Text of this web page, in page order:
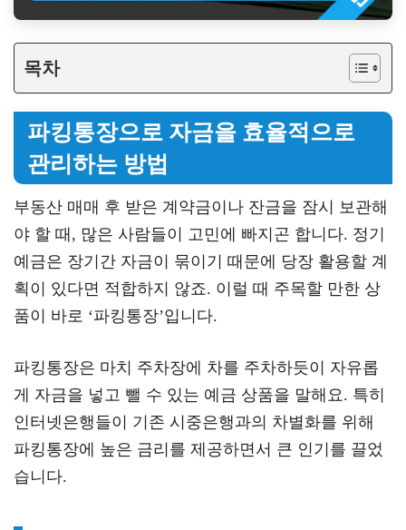
목차
파킹통장으로 자금을 효율적으로
관리하는 방법
부동산 매매 후 받은 계약금이나 잔금을 잠시 보관해
야 할 때, 많은 사람들이 고민에 빠지곤 합니다. 정기
예금은 장기간 자금이 묶이기 때문에 당장 활용할 계
획이 있다면 적합하지 않죠. 이럴 때 주목할 만한 상
품이 바로 ‘파킹통장’입니다.
파킹통장은 마치 주차장에 차를 주차하듯이 자유롭
게 자금을 넣고 뺄 수 있는 예금 상품을 말해요. 특히
인터넷은행들이 기존 시중은행과의 차별화를 위해
파킹통장에 높은 금리를 제공하면서 큰 인기를 끌었
습니다.